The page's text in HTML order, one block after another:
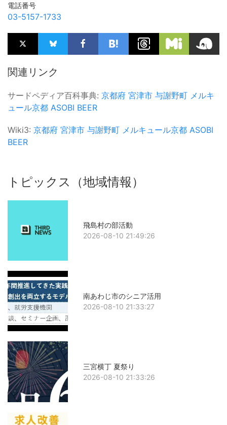
電話番号
03-5157-1733
関連リンク
サードペディア百科事典: 京都府 宮津市 与謝野町 メルキ
ュール京都 ASOBI BEER
Wiki3: 京都府 宮津市 与謝野町 メルキュール京都 ASOBI
BEER
トピックス（地域情報）
飛島村の部活動
2026-08-10 21:49:26
南あわじ市のシニア活用
2026-08-10 21:33:27
三宮横丁 夏祭り
2026-08-10 21:33:26